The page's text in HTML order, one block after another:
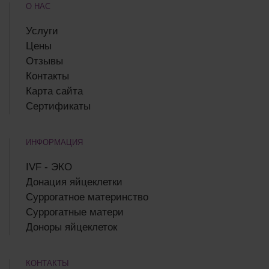
О НАС
Услуги
Цены
Отзывы
Контакты
Карта сайта
Сертификаты
ИНФОРМАЦИЯ
IVF - ЭКО
Донация яйцеклетки
Суррогатное материнство
Суррогатные матери
Доноры яйцеклеток
КОНТАКТЫ